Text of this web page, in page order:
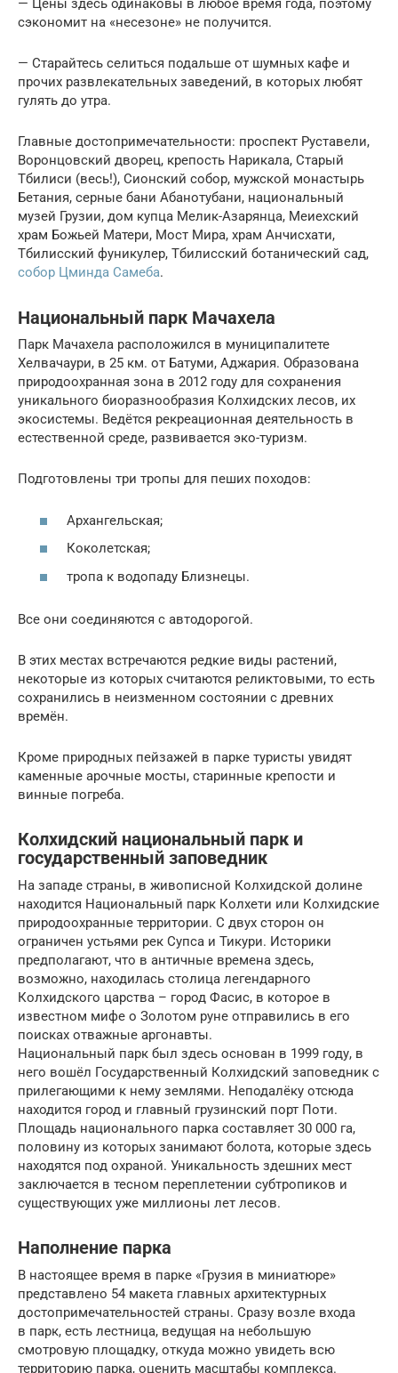
— Цены здесь одинаковы в любое время года, поэтому
сэкономит на «несезоне» не получится.
— Старайтесь селиться подальше от шумных кафе и
прочих развлекательных заведений, в которых любят
гулять до утра.
Главные достопримечательности: проспект Руставели,
Воронцовский дворец, крепость Нарикала, Старый
Тбилиси (весь!), Сионский собор, мужской монастырь
Бетания, серные бани Абанотубани, национальный
музей Грузии, дом купца Мелик-Азарянца, Меиехский
храм Божьей Матери, Мост Мира, храм Анчисхати,
Тбилисский фуникулер, Тбилисский ботанический сад,
собор Цминда Самеба.
Национальный парк Мачахела
Парк Мачахела расположился в муниципалитете
Хелвачаури, в 25 км. от Батуми, Аджария. Образована
природоохранная зона в 2012 году для сохранения
уникального биоразнообразия Колхидских лесов, их
экосистемы. Ведётся рекреационная деятельность в
естественной среде, развивается эко-туризм.
Подготовлены три тропы для пеших походов:
Архангельская;
Коколетская;
тропа к водопаду Близнецы.
Все они соединяются с автодорогой.
В этих местах встречаются редкие виды растений,
некоторые из которых считаются реликтовыми, то есть
сохранились в неизменном состоянии с древних
времён.
Кроме природных пейзажей в парке туристы увидят
каменные арочные мосты, старинные крепости и
винные погреба.
Колхидский национальный парк и
государственный заповедник
На западе страны, в живописной Колхидской долине
находится Национальный парк Колхети или Колхидские
природоохранные территории. С двух сторон он
ограничен устьями рек Супса и Тикури. Историки
предполагают, что в античные времена здесь,
возможно, находилась столица легендарного
Колхидского царства – город Фасис, в которое в
известном мифе о Золотом руне отправились в его
поисках отважные аргонавты.
Национальный парк был здесь основан в 1999 году, в
него вошёл Государственный Колхидский заповедник с
прилегающими к нему землями. Неподалёку отсюда
находится город и главный грузинский порт Поти.
Площадь национального парка составляет 30 000 га,
половину из которых занимают болота, которые здесь
находятся под охраной. Уникальность здешних мест
заключается в тесном переплетении субтропиков и
существующих уже миллионы лет лесов.
Наполнение парка
В настоящее время в парке «Грузия в миниатюре»
представлено 54 макета главных архитектурных
достопримечательностей страны. Сразу возле входа
в парк, есть лестница, ведущая на небольшую
смотровую площадку, откуда можно увидеть всю
территорию парка, оценить масштабы комплекса.